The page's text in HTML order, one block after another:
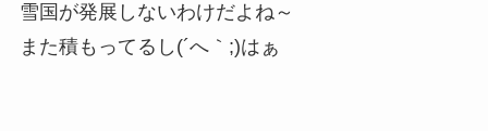
雪国が発展しないわけだよね～
また積もってるし(´へ｀;)はぁ